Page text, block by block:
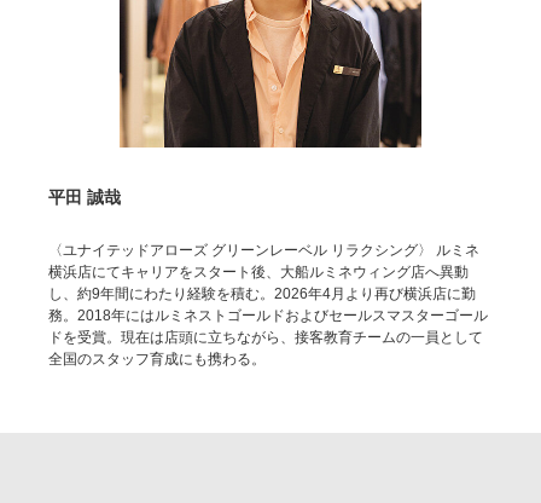
平田 誠哉
〈ユナイテッドアローズ グリーンレーベル リラクシング〉 ルミネ
横浜店にてキャリアをスタート後、大船ルミネウィング店へ異動
し、約9年間にわたり経験を積む。2026年4月より再び横浜店に勤
務。2018年にはルミネストゴールドおよびセールスマスターゴール
ドを受賞。現在は店頭に立ちながら、接客教育チームの一員として
全国のスタッフ育成にも携わる。